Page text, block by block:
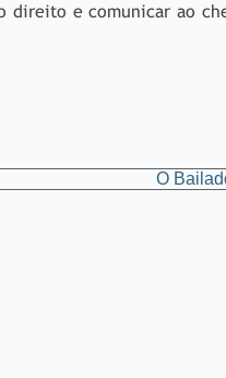
direito e comunicar ao
O